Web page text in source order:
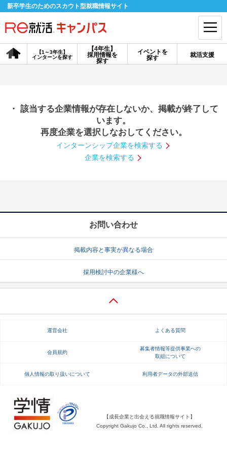
新卒学生のためのスカウト型就職情報サイト
【4年生】
採用情報を
探す
【1～3年生】
インターンを探す
イベントを
探す
就活支援
会員登録 ログイン
探す
【4年生】
説明会を探す
インターンを探す
就活ノウハウ・サポート
就活支援
就活ノウハウが満載！ お役立ち記事・相談室など
適職診断 就活チャンネル
・ 該当する企業情報が存在しないか、掲載が終了して
います。
再度企業を選択しなおしてください。
インターンシップ企業を検索する
企業を検索する
お問い合わせ
掲載内容と事実が異なる場合
採用検討中の企業様へ
運営会社 よくある質問
会員規約
募集者情報等提供事業への
取組について
個人情報の取り扱いについて 利用者データの外部送信
【成長企業と出会える就職情報サイト】
Copyright Gakujo Co., Ltd. All rights reserved.